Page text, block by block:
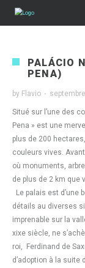
PALÁCIO
PENA)
by Flavio ·
Situé sur l’une des
Pena » est une
plus de 200
couleurs vives.
où monuments,
de plus de 2 km que
Le palais est d’une
détails au diverses
imprenable sur la
xixe siècle, ne
roi, Ferdinand de
d’adoption à la suite